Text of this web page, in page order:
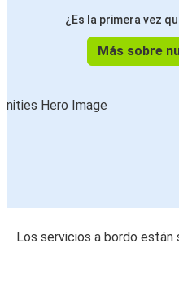
¿Es la primera vez
Más sobre
Los servicios a bordo están